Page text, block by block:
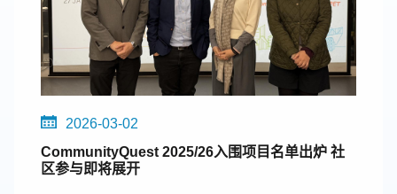
2026-03-02
CommunityQuest 2025/26入围项目名单出炉 社
区参与即将展开